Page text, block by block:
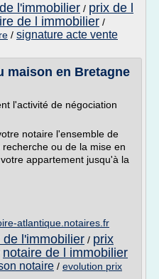
l'immobilier / prix de l
de l immobilier /
/ signature acte vente
maison en Bretagne
l'activité de négociation
notaire l'ensemble de
ou de la mise en
appartement jusqu'à la
atlantique.notaires.fr
de l'immobilier / prix
notaire de l immobilier
notaire / evolution prix